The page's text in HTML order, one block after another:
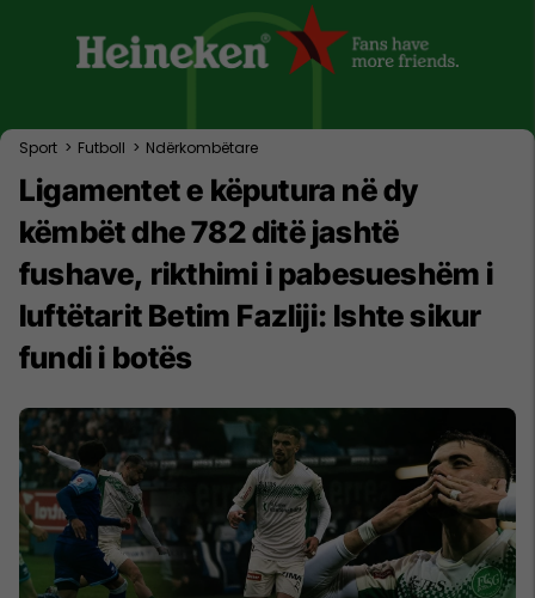
Sport > Futboll > Ndërkombëtare
Ligamentet e këputura në dy
këmbët dhe 782 ditë jashtë
fushave, rikthimi i pabesueshëm i
luftëtarit Betim Fazliji: Ishte sikur
fundi i botës